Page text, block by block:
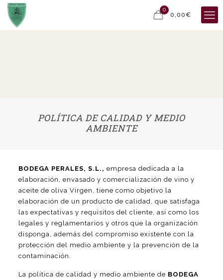
0
0,00€
POLÍTICA DE CALIDAD Y MEDIO
AMBIENTE
BODEGA PERALES, S.L., empresa dedicada a la
elaboración, envasado y comercialización de vino y
aceite de oliva Virgen, tiene como objetivo la
elaboración de un producto de calidad, que satisfaga
las expectativas y requisitos del cliente, así como los
legales y reglamentarios y otros que la organización
disponga, además del compromiso existente con la
protección del medio ambiente y la prevención de la
contaminación.
La política de calidad y medio ambiente de BODEGA